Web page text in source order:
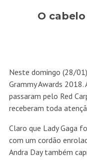
O
Neste domingo (28/
Grammy Awards
passaram pelo Red
receberam toda
Claro que Lady Gaga
com um cordão
Andra Day também